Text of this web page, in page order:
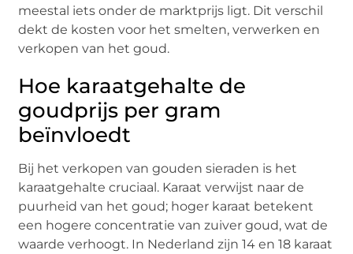
meestal iets onder de marktprijs ligt. Dit verschil
dekt de kosten voor het smelten, verwerken en
verkopen van het goud.
Hoe karaatgehalte de
goudprijs per gram
beïnvloedt
Bij het verkopen van gouden sieraden is het
karaatgehalte cruciaal. Karaat verwijst naar de
puurheid van het goud; hoger karaat betekent
een hogere concentratie van zuiver goud, wat de
waarde verhoogt. In Nederland zijn 14 en 18 karaat